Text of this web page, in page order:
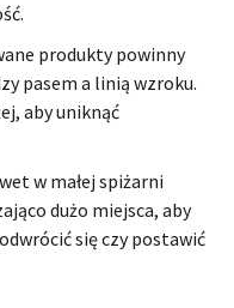
produkty powinny
pasem a linią wzroku.
aby uniknąć
w małej spiżarni
dużo miejsca, aby
się czy postawić